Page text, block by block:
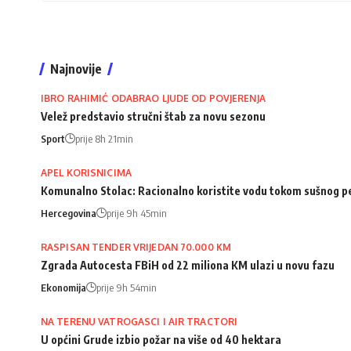
Najnovije
IBRO RAHIMIĆ ODABRAO LJUDE OD POVJERENJA
Velež predstavio stručni štab za novu sezonu
Sport prije 8h 21min
APEL KORISNICIMA
Komunalno Stolac: Racionalno koristite vodu tokom sušnog
Hercegovina prije 9h 45min
RASPISAN TENDER VRIJEDAN 70.000 KM
Zgrada Autocesta FBiH od 22 miliona KM ulazi u novu fazu
Ekonomija prije 9h 54min
NA TERENU VATROGASCI I AIR TRACTORI
U općini Grude izbio požar na više od 40 hektara